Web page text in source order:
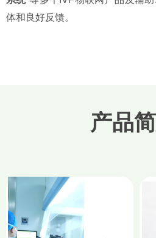
体和良好反馈。
产品